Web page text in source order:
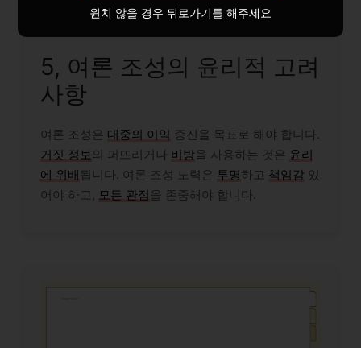
5, 여론 조성의 윤리적 고려
사항
여론 조성은 대중의 이익 증진을 목표로 해야 합니다.
거짓 정보 의 퍼뜨리거나 비방을 사용하는 것은 윤리
에 위배 됩니다. 여론 조성 노력은 투명하고 책임감 있
어야 하고,
모든 관점을 존중해야 합니다.
원치 않을 경우 뒤로가기를 해주세요